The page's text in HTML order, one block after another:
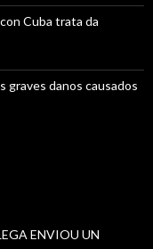
Cuba trata da
graves danos causados
ENVIOU UN